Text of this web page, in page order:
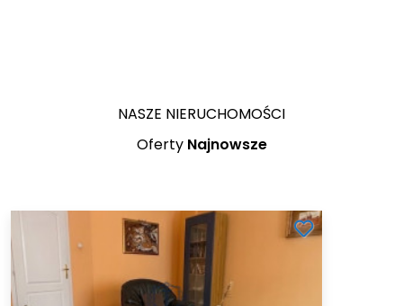
NASZE NIERUCHOMOŚCI
Oferty Najnowsze